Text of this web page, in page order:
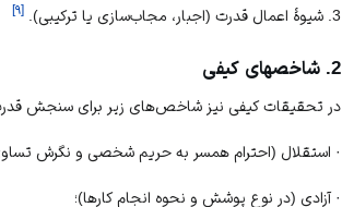
3. شیوۀ اعمال قدرت (اجبار، مجاب‏‌سازی یا ترکیبی). [۹]
2. شاخص‏های کیفی
در تحقیقات کیفی نیز شاخص‌‏های زیر برای سنجش قدرت
· استقلال (احترام همسر به حریم شخصی و نگرش
· آزادی (در نوع پوشش و نحوه انجام کارها)؛